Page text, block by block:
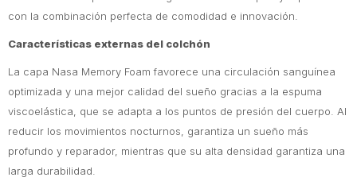
con la combinación perfecta de comodidad e innovación.
Características externas del colchón
La capa Nasa Memory Foam favorece una circulación sanguínea
optimizada y una mejor calidad del sueño gracias a la espuma
viscoelástica, que se adapta a los puntos de presión del cuerpo. Al
reducir los movimientos nocturnos, garantiza un sueño más
profundo y reparador, mientras que su alta densidad garantiza una
larga durabilidad.